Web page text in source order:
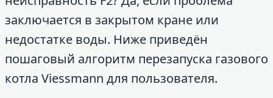
заключается в закрытом кране или
недостатке воды. Ниже приведён
пошаговый алгоритм перезапуска газового
котла Viessmann для пользователя.